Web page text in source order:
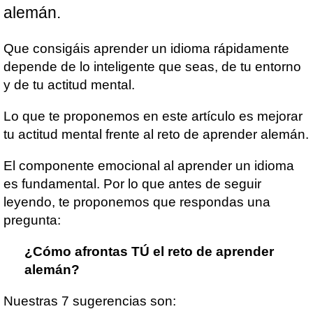
alemán.
Que consigáis aprender un idioma rápidamente
depende de lo inteligente que seas, de tu entorno
y de tu actitud mental.
Lo que te proponemos en este artículo es mejorar
tu actitud mental frente al reto de aprender alemán.
El componente emocional al aprender un idioma
es fundamental. Por lo que antes de seguir
leyendo, te proponemos que respondas una
pregunta:
¿Cómo afrontas TÚ el reto de aprender
alemán?
Nuestras 7 sugerencias son: